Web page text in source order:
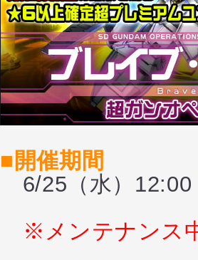
■開催期間
6/25（水）12:00
※メンテナンス